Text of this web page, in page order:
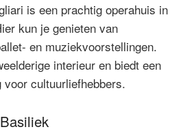
is een prachtig operahuis in
kun je genieten van
en muziekvoorstellingen.
interieur en biedt een
cultuurliefhebbers.